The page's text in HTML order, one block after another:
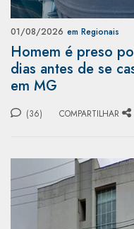
01/08/2026 em Regionais
Homem é preso
dias antes de se
em MG
(36) COMPARTILHAR